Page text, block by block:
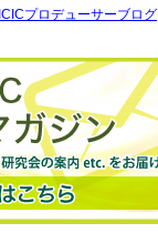
ICICプロデューサーブログ